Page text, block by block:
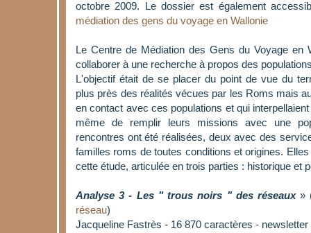
octobre 2009. Le dossier est également
médiation des gens du voyage en Wallonie
Le Centre de Médiation des Gens du Voyage en
collaborer à une recherche à propos des
L'objectif était de se placer du point de vue du
plus près des réalités vécues par les Roms mais
en contact avec ces populations et qui
même de remplir leurs missions avec une
rencontres ont été réalisées, deux avec des
familles roms de toutes conditions et origines.
cette étude, articulée en trois parties : historique et
Analyse 3 - Les " trous noirs " des réseaux»
réseau)
Jacqueline Fastrès - 16 870 caractères -